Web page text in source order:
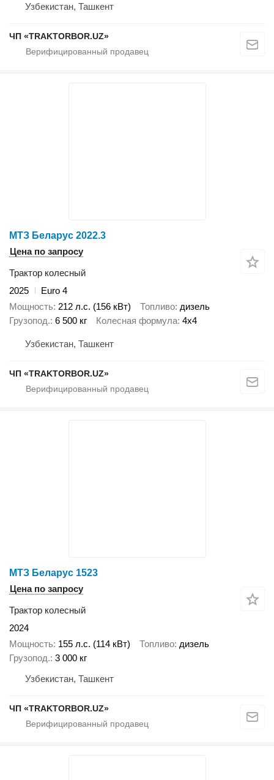
Узбекистан, Ташкент
ЧП «TRAKTORBOR.UZ»
МТЗ Беларус 2022.3
Цена по запросу
Трактор колесный
2025
Euro 4
Мощность 212 л.с. (156 кВт) Топливо дизель
Грузопод. 6 500 кг Колесная формула 4x4
Узбекистан, Ташкент
ЧП «TRAKTORBOR.UZ»
МТЗ Беларус 1523
Цена по запросу
Трактор колесный
2024
Мощность 155 л.с. (114 кВт) Топливо дизель
Грузопод. 3 000 кг
Узбекистан, Ташкент
ЧП «TRAKTORBOR.UZ»